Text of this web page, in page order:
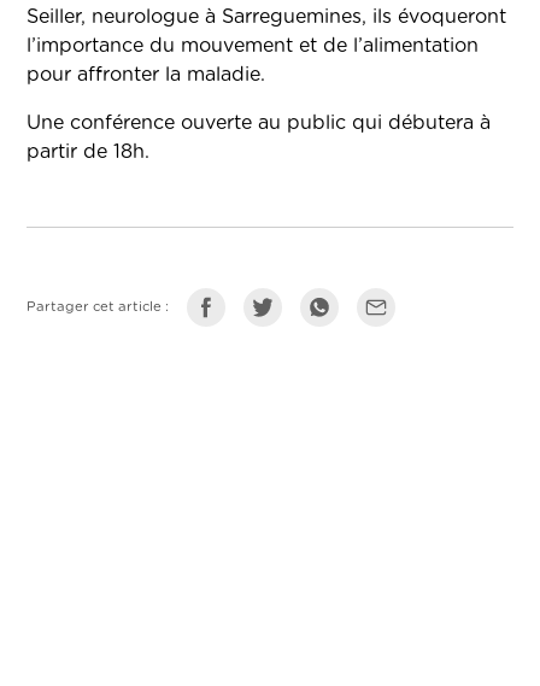
Seiller, neurologue à Sarreguemines, ils évoqueront
l’importance du mouvement et de l’alimentation
pour affronter la maladie.
Une conférence ouverte au public qui débutera à
partir de 18h.
Partager cet article :